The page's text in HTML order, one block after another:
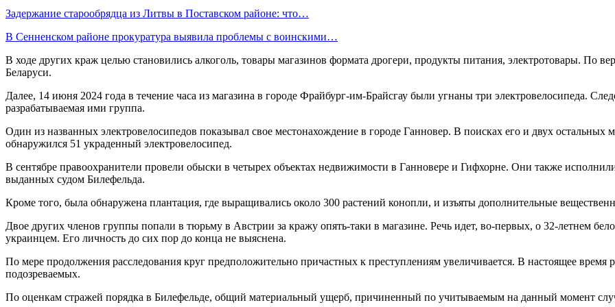
Задержание старообрядца из Литвы в Поставском районе: что…
В Сенненском районе прокуратура выявила проблемы с воинскими…
В ходе других краж целью становились алкоголь, товары магазинов формата дрогери, продукты питания, электротовары. По
Беларуси.
Далее, 14 июня 2024 года в течение часа из магазина в городе Фрайбург-им-Брайсгау были угнаны три электровелосипеда.
разрабатываемая ими группа.
Один из названных электровелосипедов показывал свое местонахождение в городе Ганновер. В поисках его и двух остальных
обнаружился 51 украденный электровелосипед.
В сентябре правоохранители провели обыски в четырех объектах недвижимости в Ганновере и Гифхорне. Они также
выданных судом Билефельда.
Кроме того, была обнаружена плантация, где выращивались около 300 растений конопли, и изъяты дополнительные
Двое других членов группы попали в тюрьму в Австрии за кражу опять-таки в магазине. Речь идет, во-первых, о 32-летнем
украинцем. Его личность до сих пор до конца не выяснена.
По мере продолжения расследования круг предположительно причастных к преступлениям увеличивается. В настоящее время
подозреваемых.
По оценкам стражей порядка в Билефельде, общий материальный ущерб, причиненный по учитываемым на данный момент